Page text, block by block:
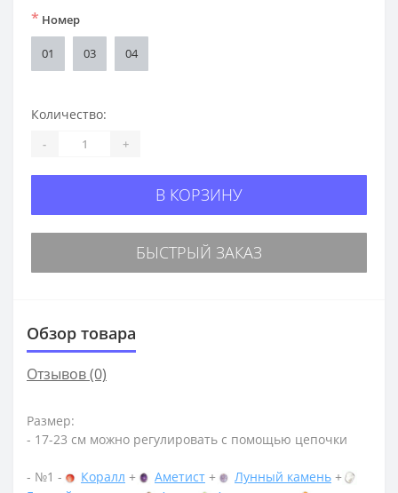
* Номер
01 03 04
Количество:
- +
В КОРЗИНУ
БЫСТРЫЙ ЗАКАЗ
Обзор товара
Отзывов (0)
Размер:
- 17-23 см можно регулировать с помощью цепочки
- №1 - Коралл + Аметист + Лунный камень +